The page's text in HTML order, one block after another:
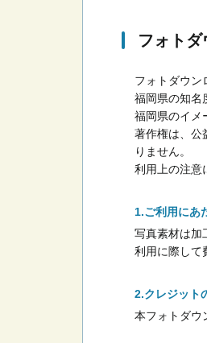
フォト
フォトダウン
福岡県の知名
福岡県のイメ
著作権は、公
りません。
利用上の注意
ご利用にあ
写真素材は加
利用に際して
クレジット
本フォトダウ